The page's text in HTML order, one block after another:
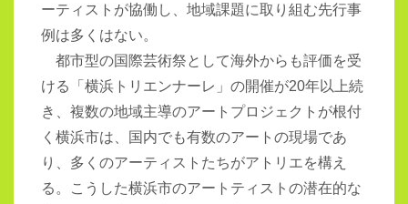
ーティストが協働し、地域課題に取り組む先行事
例は多くはない。
都市型の国際芸術祭として海外からも評価を受
ける「横浜トリエンナーレ」の開催が20年以上続
き、複数の地域主導のアートプロジェクトが根付
く横浜市は、国内でも有数のアートの現場であ
り、多くのアーティストたちがアトリエを構え
る。こうした横浜市のアートティストの潜在的な